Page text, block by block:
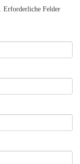
Erforderliche Felder